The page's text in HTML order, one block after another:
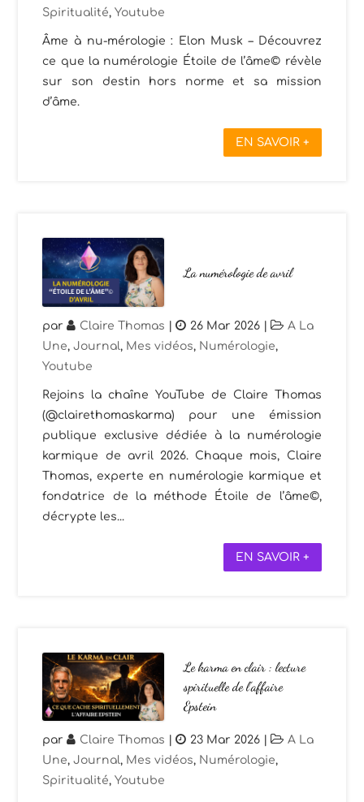
Spiritualité,Youtube
Âme à nu-mérologie : Elon Musk – Découvrez
ce que la numérologie Étoile de l’âme© révèle
sur son destin hors norme et sa mission
d’âme.
EN SAVOIR +
La numérologie de avril
par Claire Thomas | 26 Mar 2026
A La
Une,Journal, Mes vidéos, Numérologie,
Youtube
Rejoins la chaîne YouTube de Claire Thomas
(@clairethomaskarma) pour une émission
publique exclusive dédiée à la numérologie
karmique de avril 2026. Chaque mois, Claire
Thomas, experte en numérologie karmique et
fondatrice de la méthode Étoile de l’âme©,
décrypte les...
EN SAVOIR +
Le karma en clair : lecture
spirituelle de l’affaire
Epstein
par Claire Thomas | 23 Mar 2026 |
A La
Une,Journal, Mes vidéos, Numérologie,
Spiritualité,Youtube